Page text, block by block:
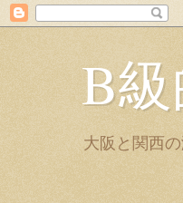
B
大阪と関西